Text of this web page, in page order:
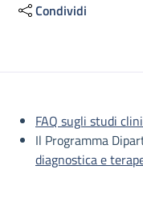
Condividi
Descrizione
FAQ sugli studi
Il Programma
diagnostica e